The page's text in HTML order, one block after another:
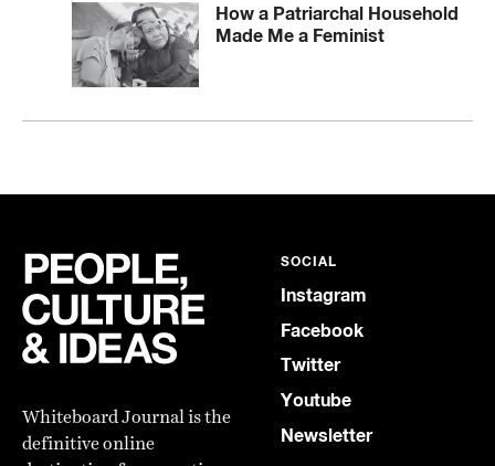
How a Patriarchal Household
Made Me a Feminist
Whiteboard Journal is the
definitive online
SOCIAL
Instagram
Facebook
Twitter
Youtube
Newsletter